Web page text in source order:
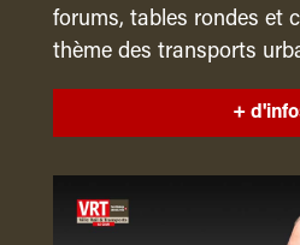
forums, tables rondes et
thème des transports
+